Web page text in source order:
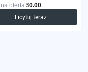
oferta:$0.00
Licytuj teraz